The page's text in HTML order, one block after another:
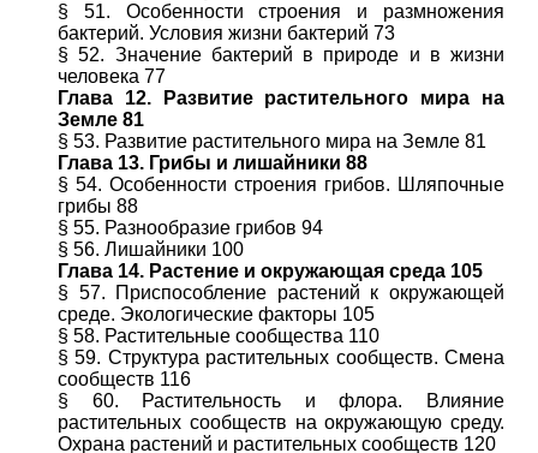
§ 51. Особенности строения и размножения
бактерий. Условия жизни бактерий 73
§ 52. Значение бактерий в природе и в жизни
человека 77
Глава 12. Развитие растительного мира на
Земле 81
§ 53. Развитие растительного мира на Земле 81
Глава 13. Грибы и лишайники 88
§ 54. Особенности строения грибов. Шляпочные
грибы 88
§ 55. Разнообразие грибов 94
§ 56. Лишайники 100
Глава 14. Растение и окружающая среда 105
§ 57. Приспособление растений к окружающей
среде. Экологические факторы 105
§ 58. Растительные сообщества 110
§ 59. Структура растительных сообществ. Смена
сообществ 116
§ 60. Растительность и флора. Влияние
растительных сообществ на окружающую среду.
Охрана растений и растительных сообществ 120